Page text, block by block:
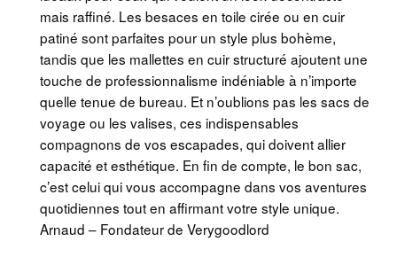
mais raffiné. Les besaces en toile cirée ou en cuir
patiné sont parfaites pour un style plus bohème,
tandis que les mallettes en cuir structuré ajoutent une
touche de professionnalisme indéniable à n’importe
quelle tenue de bureau. Et n’oublions pas les sacs de
voyage ou les valises, ces indispensables
compagnons de vos escapades, qui doivent allier
capacité et esthétique. En fin de compte, le bon sac,
c’est celui qui vous accompagne dans vos aventures
quotidiennes tout en affirmant votre style unique.
Arnaud – Fondateur de Verygoodlord